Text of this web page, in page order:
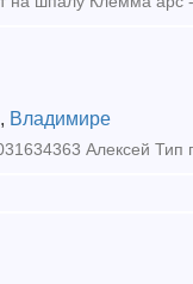
, Владимире